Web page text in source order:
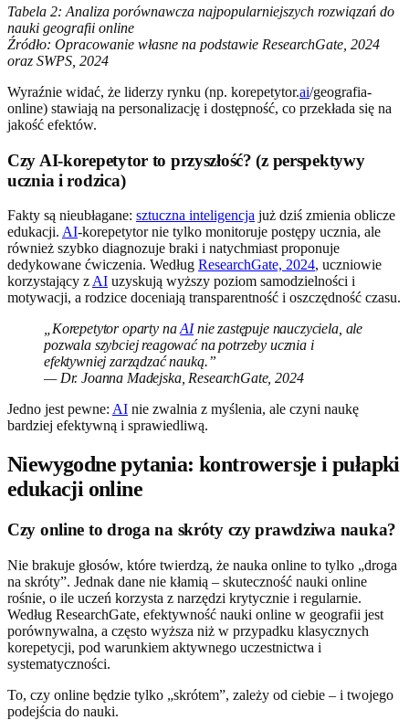
Tabela 2: Analiza porównawcza najpopularniejszych rozwiązań do
nauki geografii online
Źródło: Opracowanie własne na podstawie ResearchGate, 2024
oraz SWPS, 2024
Wyraźnie widać, że liderzy rynku (np. korepetytor.ai/geografia-
online) stawiają na personalizację i dostępność, co przekłada się na
jakość efektów.
Czy AI-korepetytor to przyszłość? (z perspektywy
ucznia i rodzica)
Fakty są nieubłagane: sztuczna inteligencja już dziś zmienia oblicze
edukacji. AI-korepetytor nie tylko monitoruje postępy ucznia, ale
również szybko diagnozuje braki i natychmiast proponuje
dedykowane ćwiczenia. Według ResearchGate, 2024, uczniowie
korzystający zAI uzyskują wyższy poziom samodzielności i
motywacji, a rodzice doceniają transparentność i oszczędność czasu.
„Korepetytor oparty naAInie zastępuje nauczyciela, ale
pozwala szybciej reagować na potrzeby ucznia i
efektywniej zarządzać nauką.”
— Dr. Joanna Madejska, ResearchGate, 2024
Jedno jest pewne: AI nie zwalnia z myślenia, ale czyni naukę
bardziej efektywną i sprawiedliwą.
Niewygodne pytania: kontrowersje i pułapki
edukacji online
Czy online to droga na skróty czy prawdziwa nauka?
Nie brakuje głosów, które twierdzą, że nauka online to tylko „droga
na skróty”. Jednak dane nie kłamią – skuteczność nauki online
rośnie, o ile uczeń korzysta z narzędzi krytycznie i regularnie.
Według ResearchGate, efektywność nauki online w geografii jest
porównywalna, a często wyższa niż w przypadku klasycznych
korepetycji, pod warunkiem aktywnego uczestnictwa i
systematyczności.
To, czy online będzie tylko „skrótem”, zależy od ciebie – i twojego
podejścia do nauki.